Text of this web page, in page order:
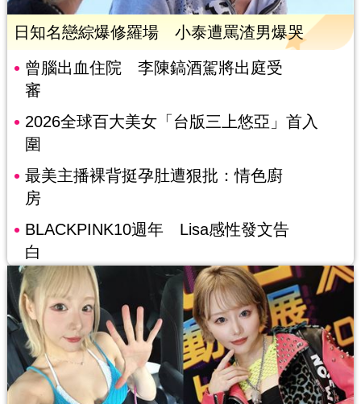
日知名戀綜爆修羅場 小泰遭罵渣男爆哭
曾腦出血住院 李陳鎬酒駕將出庭受
審
2026全球百大美女「台版三上悠亞」首入
圍
最美主播裸背挺孕肚遭狠批：情色廚
房
BLACKPINK10週年 Lisa感性發文告
白